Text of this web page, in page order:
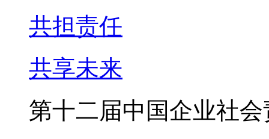
共担责任
共享未来
第十二届中国企业社